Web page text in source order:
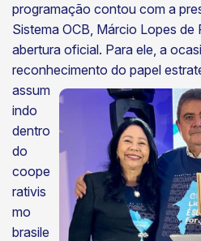
programação contou com a
Sistema OCB, Márcio Lopes de
abertura oficial. Para ele, a
reconhecimento do papel
assum
indo
dentro
do
coope
rativis
mo
brasile